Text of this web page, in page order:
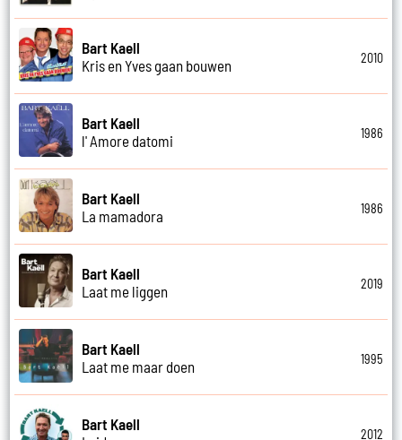
Bart Kaell
Kris en Yves gaan bouwen
2010
Bart Kaell
l' Amore datomi
1986
Bart Kaell
La mamadora
1986
Bart Kaell
Laat me liggen
2019
Bart Kaell
Laat me maar doen
1995
Bart Kaell
2012